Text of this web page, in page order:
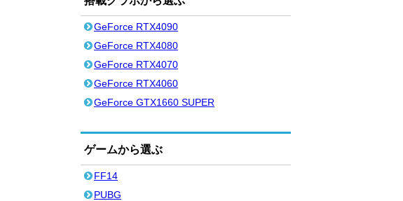
GeForce RTX4090
GeForce RTX4080
GeForce RTX4070
GeForce RTX4060
GeForce GTX1660 SUPER
ゲームから選ぶ
FF14
PUBG